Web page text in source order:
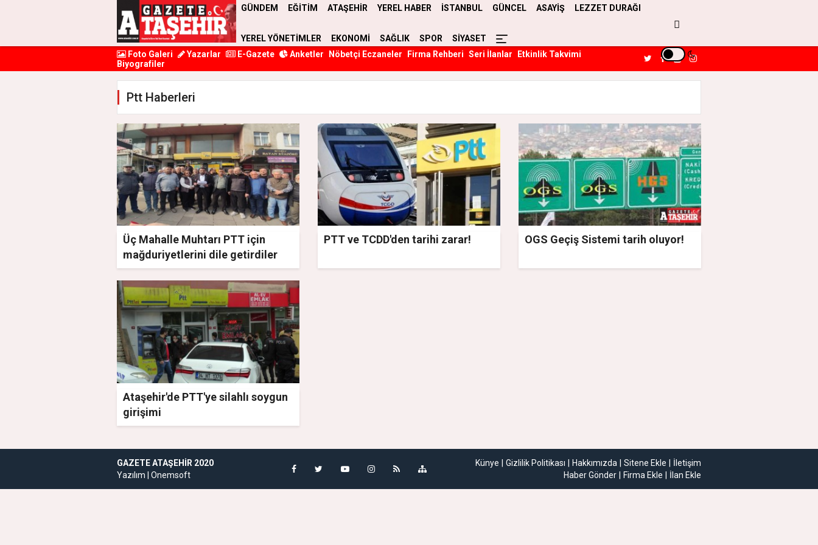
GÜNDEM EĞİTİM ATAŞEHİR YEREL HABER İSTANBUL GÜNCEL ASAYİŞ LEZZET DURAĞI
YEREL YÖNETİMLER EKONOMİ SAĞLIK SPOR
SİYASET
Foto Galeri
Yazarlar E-Gazete Anketler Nöbetçi Eczaneler Firma Rehberi Seri İlanlar
Etkinlik Takvimi
Biyografiler
Ptt Haberleri
Üç Mahalle Muhtarı PTT için
mağduriyetlerini dile getirdiler
PTT ve TCDD'den tarihi zarar! OGS Geçiş Sistemi tarih oluyor!
Ataşehir'de PTT'ye silahlı soygun
girişimi
GAZETE ATAŞEHIR 2020
Yazılım | Onemsoft
Künye Gizlilik Politikası Hakkımızda Sitene Ekle
İletişim
Haber Gönder
Firma Ekle İlan Ekle